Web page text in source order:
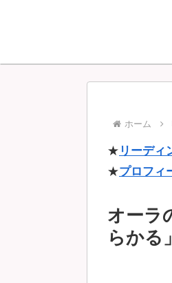
ホーム
★ リーディ
★プロフィ
オーラ
らかる